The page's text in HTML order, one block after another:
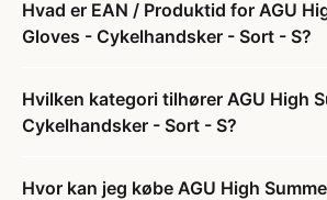
Hvad er EAN / Produktid for AGU
Gloves - Cykelhandsker - Sort - S?
Hvilken kategori tilhører AGU High
Cykelhandsker - Sort - S?
Hvor kan jeg købe AGU High